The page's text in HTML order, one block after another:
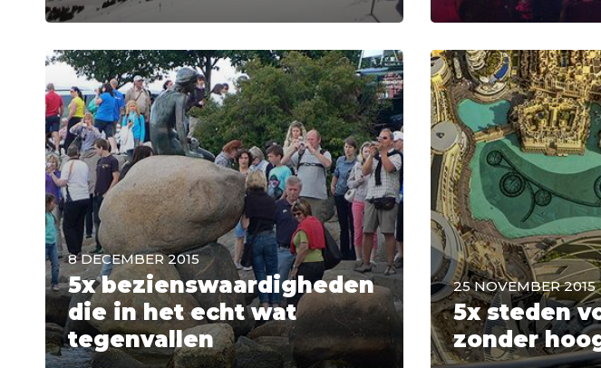
8 DECEMBER 2015
5x bezienswaardigheden
die in het echt wat
tegenvallen
25 NOVEMBER 2015
5x steden
zonder